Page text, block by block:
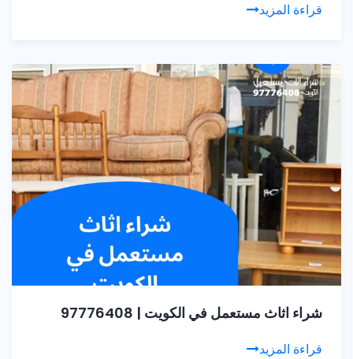
قراءة المزيد
شراء اثاث مستعمل في الكويت | 97776408
قراءة المزيد